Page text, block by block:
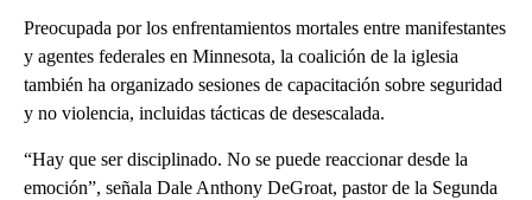
Preocupada por los enfrentamientos mortales entre manifestantes
y agentes federales en Minnesota, la coalición de la iglesia
también ha organizado sesiones de capacitación sobre seguridad
y no violencia, incluidas tácticas de desescalada.
“Hay que ser disciplinado. No se puede reaccionar desde la
emoción”, señala Dale Anthony DeGroat, pastor de la Segunda